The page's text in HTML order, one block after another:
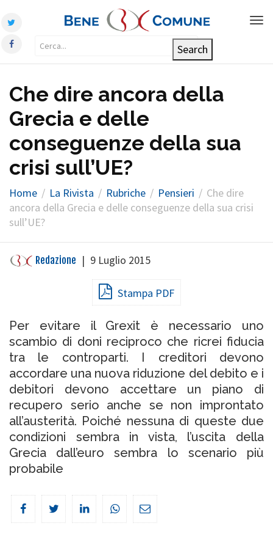
Che dire ancora della
Grecia e delle
conseguenze della sua
crisi sull’UE?
Home La Rivista Rubriche Pensieri
Che dire
ancora della Grecia e delle conseguenze della sua crisi
sull’UE?
Redazione | 9 Luglio 2015
Stampa PDF
Per evitare il Grexit è necessario uno
scambio di doni reciproco che ricrei fiducia
tra le controparti. I creditori devono
accordare una nuova riduzione del debito e i
debitori devono accettare un piano di
recupero serio anche se non improntato
all’austerità. Poiché nessuna di queste due
condizioni sembra in vista, l’uscita della
Grecia dall’euro sembra lo scenario più
probabile